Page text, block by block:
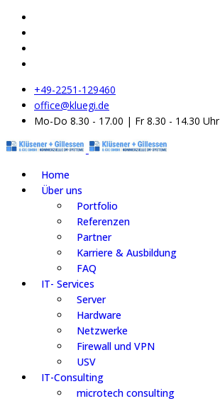
+49-2251-129460
office@kluegi.de
Mo-Do 8.30 - 17.00 | Fr 8.30 - 14.30 Uhr
Home
Über uns
Portfolio
Referenzen
Partner
Karriere & Ausbildung
FAQ
IT- Services
Server
Hardware
Netzwerke
Firewall und VPN
USV
IT-Consulting
microtech consulting